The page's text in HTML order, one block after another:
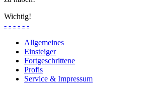
Wichtig!
- - - - - -
Allgemeines
Einsteiger
Fortgeschrittene
Profis
Service & Impressum